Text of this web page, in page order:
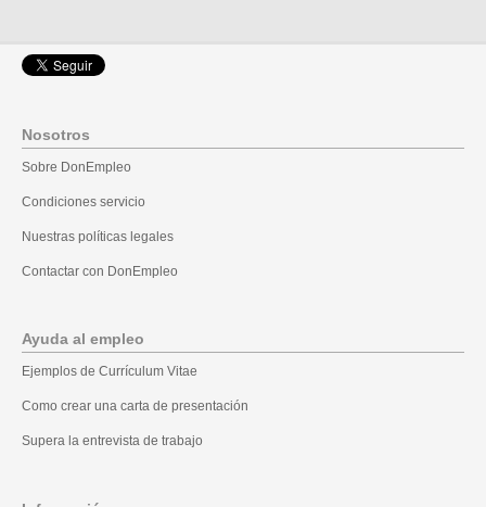
Nosotros
Sobre DonEmpleo
Condiciones servicio
Nuestras políticas legales
Contactar con DonEmpleo
Ayuda al empleo
Ejemplos de Currículum Vitae
Como crear una carta de presentación
Supera la entrevista de trabajo